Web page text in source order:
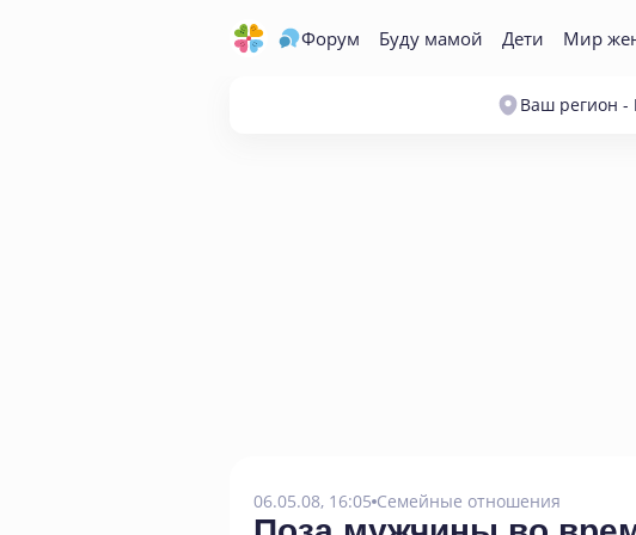
Форум Буду мамой Дети Мир
Ваш регион -
06.05.08, 16:05 Семейные отношения